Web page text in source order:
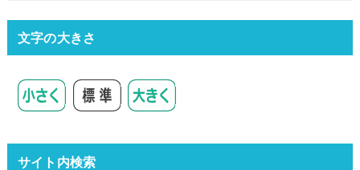
文字の大きさ
サイト内検索